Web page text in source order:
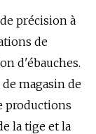
précision à
de
d'ébauches.
magasin de
productions
la tige et la